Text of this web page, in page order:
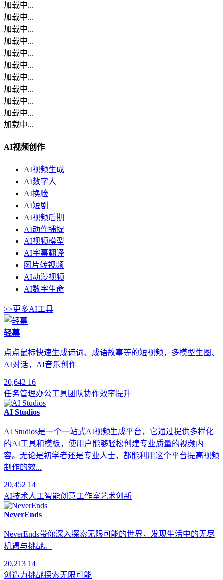
加载中...
加载中...
加载中...
加载中...
加载中...
加载中...
加载中...
加载中...
加载中...
加载中...
加载中...
AI视频创作
AI视频生成
AI数字人
AI换脸
AI短剧
AI视频后期
AI动作捕捉
AI视频模型
AI字幕翻译
图片转视频
AI动漫视频
AI数字生命
>>更多AI工具
轻幕
点点鼠标快速生成诗词、成语故事等的短视频，多模型生图、
AI对话，AI音乐创作
20,642 16
任务管理办公工具团队协作效率提升
AI Studios
AI Studios是一个一站式AI视频生成平台，它通过提供多样化
的AI工具和模板，使用户能够轻松创建专业质量的视频内
容。无论是初学者还是专业人士，都能利用这个平台提高视频
制作的效...
20,452 14
AI技术人工智能创意工作室艺术创新
NeverEnds
NeverEnds带你深入探索无限可能的世界，发现生活中的无尽
机遇与挑战。
20,213 14
创造力挑战探索无限可能